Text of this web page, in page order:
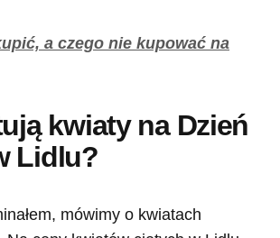
a czego nie kupować na
kwiaty na Dzień
Lidlu?
mówimy o kwiatach